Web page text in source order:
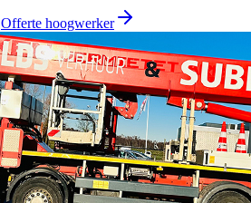
Offerte hoogwerker